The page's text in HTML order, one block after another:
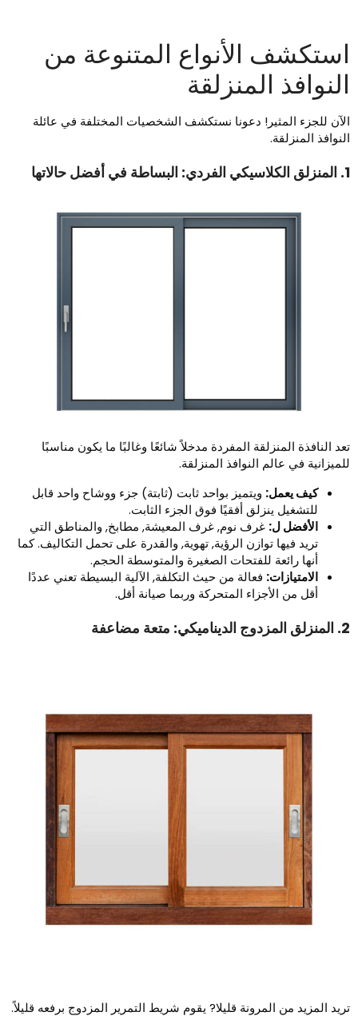
الأنواع المتنوعة من
المنزلقة
للجزء المثير! دعونا نستكشف الشخصيات المختلفة في عائلة
المنزلقة.
النافذة المنزلقة المفردة مدخلاً شائعًا وغالبًا ما يكون مناسبًا
في عالم النوافذ المنزلقة.
كيف يعمل:ويتميز بواحد ثابت (ثابتة) جزء ووشاح واحد قابل
للتشغيل ينزلق أفقيًا فوق الجزء الثابت.
الأفضل ل:غرف نوم, غرف المعيشة, مطابخ, والمناطق التي
تريد فيها توازن الرؤية, تهوية, والقدرة على تحمل التكاليف. كما
أنها رائعة للفتحات الصغيرة والمتوسطة الحجم.
الامتيازات:فعالة من حيث التكلفة, الآلية البسيطة تعني عددًا
أقل من الأجزاء المتحركة وربما صيانة أقل.
المزيد من المرونة قليلا? يقوم شريط التمرير المزدوج برفعه قليلاً.